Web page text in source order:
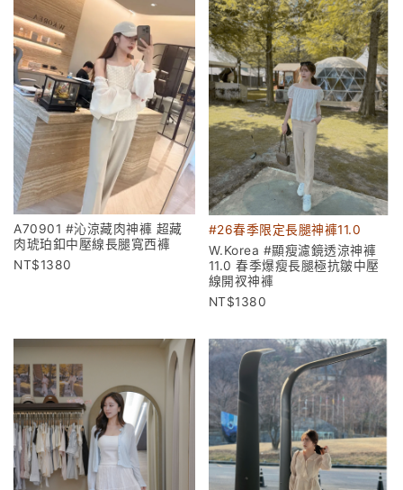
A70901 #沁涼藏肉神褲 超藏
肉琥珀釦中壓線長腿寬西褲
1380
#26春季限定長腿神褲11.0
W.Korea #顯瘦濾鏡透涼神褲
11.0 春季爆瘦長腿極抗皺中壓
線開衩神褲
1380